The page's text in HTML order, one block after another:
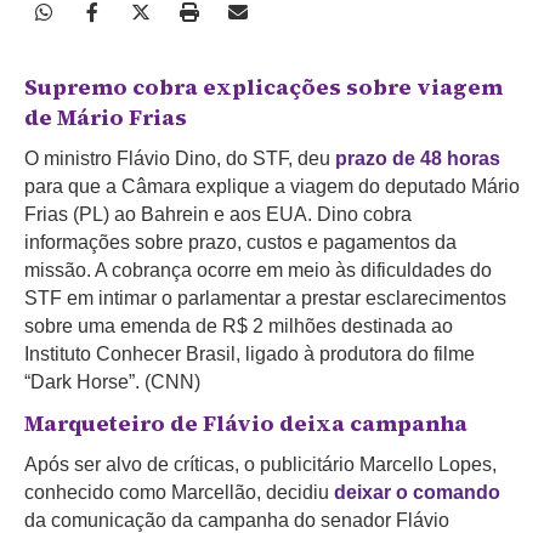
Supremo cobra explicações sobre viagem
de Mário Frias
O ministro Flávio Dino, do STF, deu prazo de 48 horas
para que a Câmara explique a viagem do deputado Mário
Frias (PL) ao Bahrein e aos EUA. Dino cobra
informações sobre prazo, custos e pagamentos da
missão. A cobrança ocorre em meio às dificuldades do
STF em intimar o parlamentar a prestar esclarecimentos
sobre uma emenda de R$ 2 milhões destinada ao
Instituto Conhecer Brasil, ligado à produtora do filme
“Dark Horse”. (CNN)
Marqueteiro de Flávio deixa campanha
Após ser alvo de críticas, o publicitário Marcello Lopes,
conhecido como Marcellão, decidiu deixar o comando
da comunicação da campanha do senador Flávio